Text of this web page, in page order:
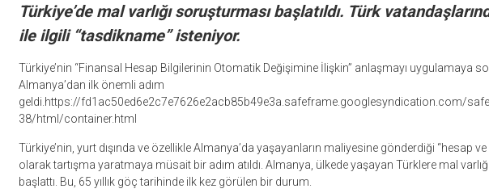
Türkiye’de mal varlığı soruşturması başlatıldı. Türk
ile ilgili “tasdikname” isteniyor.
Türkiye’nin “Finansal Hesap Bilgilerinin Otomatik Değişimine İlişkin” anlaşmayı uygulamaya
Almanya’dan ilk önemli adım
geldi.https://fd1ac50ed6e2c7e7626e2acb85b49e3a.safeframe.googlesyndication.com/
38/html/container.html
Türkiye’nin, yurt dışında ve özellikle Almanya’da yaşayanların maliyesine gönderdiği “hesap
olarak tartışma yaratmaya müsait bir adım atıldı. Almanya, ülkede yaşayan Türklere mal
başlattı. Bu, 65 yıllık göç tarihinde ilk kez görülen bir durum.